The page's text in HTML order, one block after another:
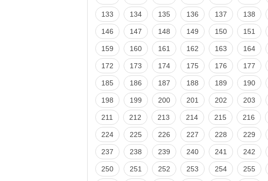
133 134 135 136 137 138
146 147 148 149 150 151
159 160 161 162 163 164
172 173 174 175 176 177
185 186 187 188 189 190
198 199 200 201 202 203
211 212 213 214 215 216
224 225 226 227 228 229
237 238 239 240 241 242
250 251 252 253 254 255